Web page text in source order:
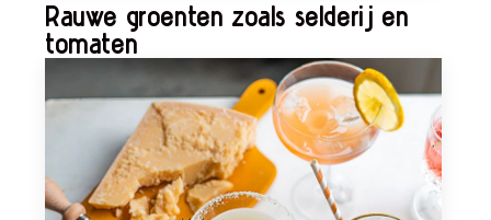
Rauwe groenten zoals selderij en
tomaten